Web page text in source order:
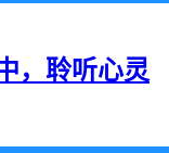
，聆听心灵